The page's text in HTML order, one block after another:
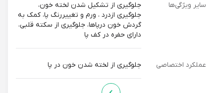
سایر ویژگی‌ها
جلوگیری از تشکیل شدن لخته خون،
جلوگیری ازدرد ، ورم و تغییررنگ پا، کمک به
گردش خون درپاها، جلوگیری از سکته قلبی،
دارای حفره در کف پا
عملکرد اختصاصی جلوگیری از لخته شدن خون در پا